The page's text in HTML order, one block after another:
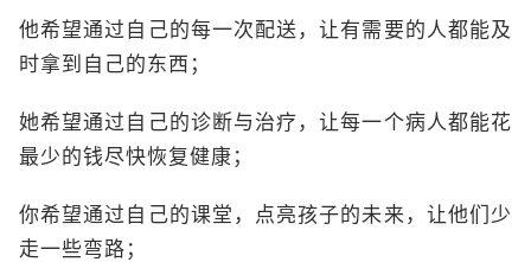
他希望通过自己的每一次配送，让有需要的人都能及
时拿到自己的东西；
她希望通过自己的诊断与治疗，让每一个病人都能花
最少的钱尽快恢复健康；
你希望通过自己的课堂，点亮孩子的未来，让他们少
走一些弯路；